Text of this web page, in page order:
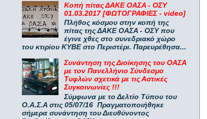
Κοπή πίτας ΔΑΚΕ ΟΑΣΑ - ΟΣΥ
01.03.2017 [ΦΩΤΟΓΡΑΦΙΕΣ - video]
Πλήθος κόσμου στην κοπή της
πίτας της ΔΑΚΕ ΟΑΣΑ - ΟΣΥ που
έγινε χθες στο συνεδριακό χώρο
του κτιρίου ΚΥΒΕ στο Περιστέρι. Παρευρέθησα...
Συνάντηση της Διοίκησης του ΟΑΣΑ
με τον Πανελλήνιο Σύνδεσμο
Τυφλών σχετικά με τις Αστικές
Συγκοινωνίες !!!
Σύμφωνα με το Δελτίο Τύπου του
Ο.Α.Σ.Α στις 05/07/16 Πραγματοποιήθηκε
σήμερα συνάντηση του Διευθύνοντος